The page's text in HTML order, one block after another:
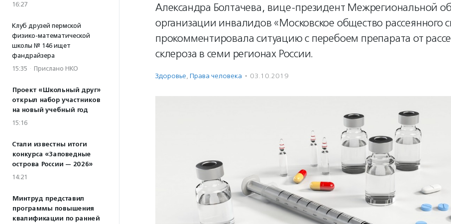
16:27
Клуб друзей пермской
физико-математической
школы № 146 ищет
фандрайзера
15:35 · Прислано НКО
Проект «Школьный друг»
открыл набор участников
на новый учебный год
15:16
Стали известны итоги
конкурса «Заповедные
острова России — 2026»
14:21
Минтруд представил
программы повышения
квалификации по ранней
Александра Болтачева, вице-президент Межрегиональной
организации инвалидов «Московское общество рассеянного
прокомментировала ситуацию с перебоем препарата от
склероза в семи регионах России.
Здоровье, Права человека · 03.10.2019